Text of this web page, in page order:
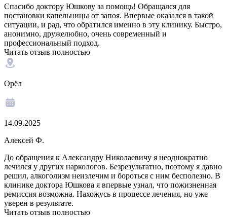
Спасибо доктору Юшкову за помощь! Обращался для
постановки капельницы от запоя. Впервые оказался в такой
ситуации, и рад, что обратился именно в эту клинику. Быстро,
анонимно, дружелюбно, очень современный и
профессиональный подход.
Читать отзыв полностью
Орёл
14.09.2025
Алексей Ф.
До обращения к Александру Николаевичу я неоднократно
лечился у других наркологов. Безрезультатно, поэтому я давно
решил, алкоголизм неизлечим и бороться с ним бесполезно. В
клинике доктора Юшкова я впервые узнал, что пожизненная
ремиссия возможна. Нахожусь в процессе лечения, но уже
уверен в результате.
Читать отзыв полностью